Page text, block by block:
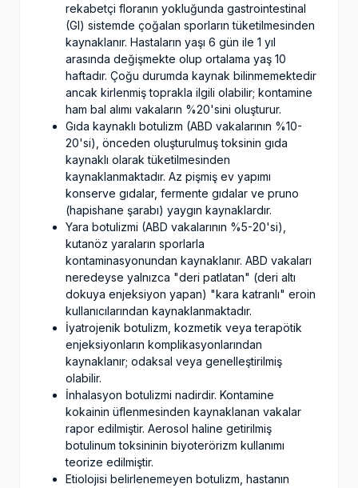
rekabetçi floranın yokluğunda gastrointestinal
(GI) sistemde çoğalan sporların tüketilmesinden
kaynaklanır. Hastaların yaşı 6 gün ile 1 yıl
arasında değişmekte olup ortalama yaş 10
haftadır. Çoğu durumda kaynak bilinmemektedir
ancak kirlenmiş toprakla ilgili olabilir; kontamine
ham bal alımı vakaların %20'sini oluşturur.
Gıda kaynaklı botulizm (ABD vakalarının %10-
20'si), önceden oluşturulmuş toksinin gıda
kaynaklı olarak tüketilmesinden
kaynaklanmaktadır. Az pişmiş ev yapımı
konserve gıdalar, fermente gıdalar ve pruno
(hapishane şarabı) yaygın kaynaklardır.
Yara botulizmi (ABD vakalarının %5-20'si),
kutanöz yaraların sporlarla
kontaminasyonundan kaynaklanır. ABD vakaları
neredeyse yalnızca "deri patlatan" (deri altı
dokuya enjeksiyon yapan) "kara katranlı" eroin
kullanıcılarından kaynaklanmaktadır.
İyatrojenik botulizm, kozmetik veya terapötik
enjeksiyonların komplikasyonlarından
kaynaklanır; odaksal veya genelleştirilmiş
olabilir.
İnhalasyon botulizmi nadirdir. Kontamine
kokainin üflenmesinden kaynaklanan vakalar
rapor edilmiştir. Aerosol haline getirilmiş
botulinum toksininin biyoterörizm kullanımı
teorize edilmiştir.
Etiolojisi belirlenemeyen botulizm, hastanın